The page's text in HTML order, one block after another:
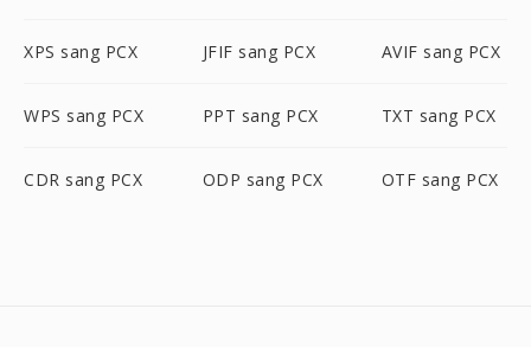
XPS sang PCX JFIF sang PCX AVIF sang PCX
WPS sang PCX PPT sang PCX TXT sang PCX
CDR sang PCX ODP sang PCX OTF sang PCX